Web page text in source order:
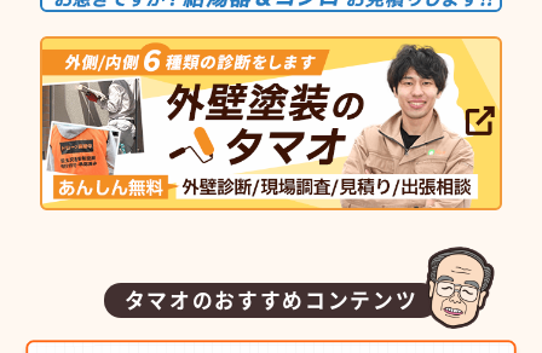
タマオのおすすめコンテンツ